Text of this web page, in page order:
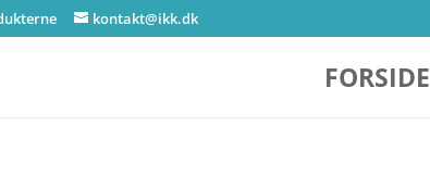
kontakt@ikk.dk
FORSIDE